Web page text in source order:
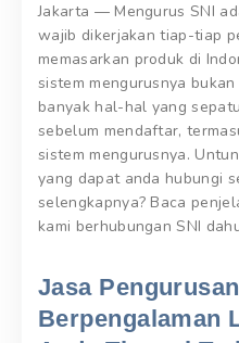
Jakarta — Mengurus SNI
wajib dikerjakan tiap-tiap
memasarkan produk di
sistem mengurusnya
banyak hal-hal yang
sebelum mendaftar,
sistem mengurusnya.
yang dapat anda hubungi
selengkapnya? Baca
kami berhubungan SNI
Jasa
Berpengalaman